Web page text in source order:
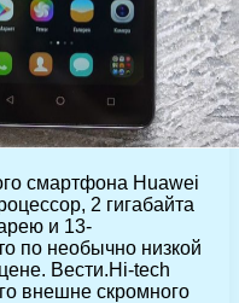
смартфона Huawei
2 гигабайта
и 13-
по необычно низкой
Вести.Hi-tech
внешне скромного